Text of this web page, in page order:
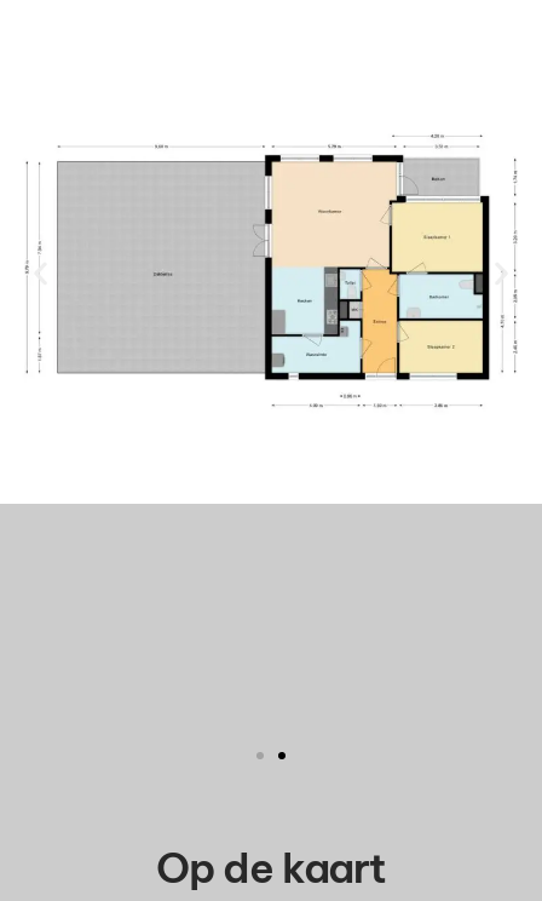
Op de kaart